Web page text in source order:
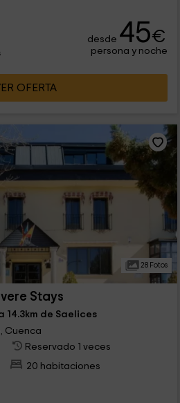
desde 45€
persona y noche
OFERTA
28 Fotos
Stays
de Saelices
Cuenca
Reservado 1 veces
20 habitaciones